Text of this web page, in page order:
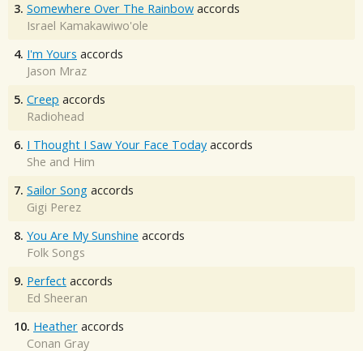
3. Somewhere Over The Rainbow accords
Israel Kamakawiwo'ole
4. I'm Yours accords
Jason Mraz
5. Creep accords
Radiohead
6. I Thought I Saw Your Face Today accords
She and Him
7. Sailor Song accords
Gigi Perez
8. You Are My Sunshine accords
Folk Songs
9. Perfect accords
Ed Sheeran
10. Heather accords
Conan Gray